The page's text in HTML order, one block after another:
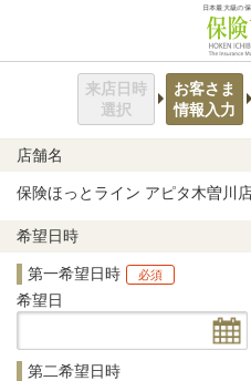
日本最大級の
来店日時
選択
お客さま
情報入力
店舗名
保険ほっとライン アピタ木曽川
希望日時
第一希望日時 必須
希望日
第二希望日時